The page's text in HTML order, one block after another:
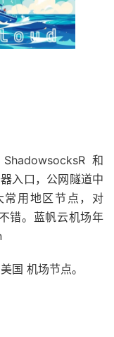
和
入口，公网隧道中
用地区节点，对
错。蓝帆云机场年
国 机场节点。